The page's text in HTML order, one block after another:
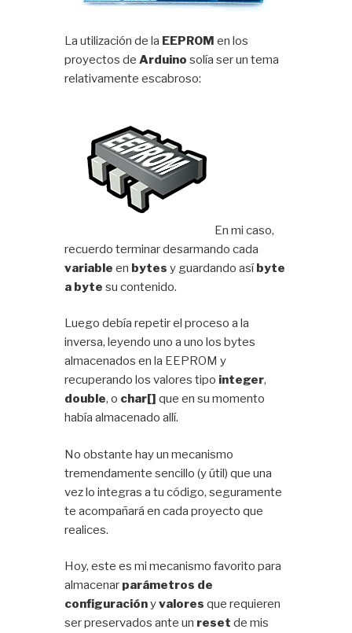
La utilización de la EEPROM en los
proyectos deArduino solía ser un tema
relativamente escabroso:
En mi caso,
recuerdo terminar desarmando cada
variable en bytes y guardando asíbyte
a byte su contenido.
Luego debía repetir el proceso a la
inversa, leyendo uno a uno los bytes
almacenados en la EEPROM y
recuperando los valores tipo integer,
double, o char[] que en su momento
había almacenado allí.
No obstante hay un mecanismo
tremendamente sencillo (y útil) que una
vez lo integras a tu código, seguramente
te acompañará en cada proyecto que
realices.
Hoy, este es mi mecanismo favorito para
almacenar parámetros de
configuraciónyvalores que requieren
ser preservados ante un reset de mis